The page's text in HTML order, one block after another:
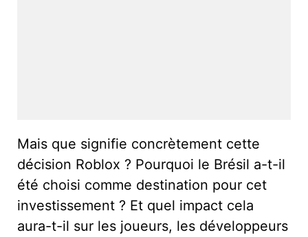
Mais que signifie concrètement cette
décision Roblox ? Pourquoi le Brésil a-t-il
été choisi comme destination pour cet
investissement ? Et quel impact cela
aura-t-il sur les joueurs, les développeurs